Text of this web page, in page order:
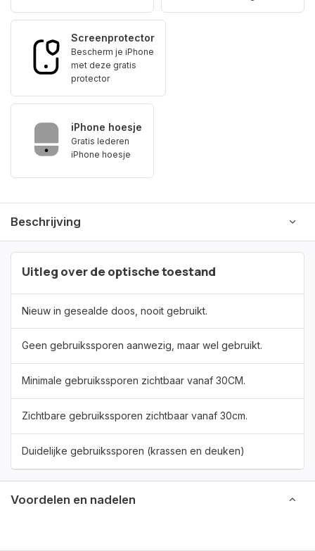
Screenprotector
Bescherm je iPhone
met deze gratis
protector
iPhone hoesje
Gratis lederen
iPhone hoesje
Beschrijving
Uitleg over de optische toestand
Nieuw in gesealde doos, nooit gebruikt.
Geen gebruikssporen aanwezig, maar wel gebruikt.
Minimale gebruikssporen zichtbaar vanaf 30CM.
Zichtbare gebruikssporen zichtbaar vanaf 30cm.
Duidelijke gebruikssporen (krassen en deuken)
Voordelen en nadelen